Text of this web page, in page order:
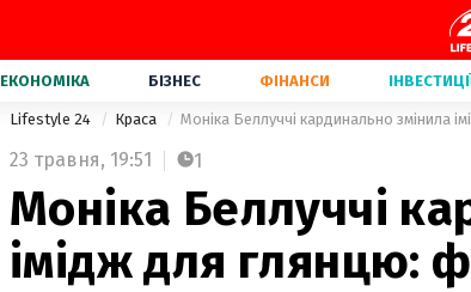
ЕКОНОМІКА БІЗНЕС ФІНАНСИ
Lifestyle 24 Краса Моніка Беллуччі кардинально змінила
23 травня, 19:51 1
Моніка Беллуччі
імідж для глянцю: